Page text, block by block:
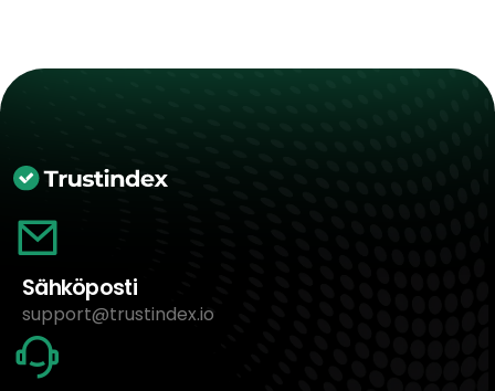
Sähköposti
support@trustindex.io